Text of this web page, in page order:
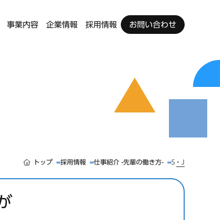
事業内容 企業情報 採用情報 お問い合わせ
トップ 採用情報 仕事紹介 -先輩の働き方- S・J